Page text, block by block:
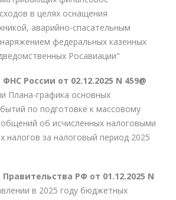
в целях оснащения
аварийно-спасательным
федеральных казенных
Росавиации"
России от 02.12.2025 N 459@
Плана-графика основных
по подготовке к массовому
об исчисленных налоговыми
налогов за налоговый период 2025
РФ от 01.12.2025 N
в 2025 году бюджетных